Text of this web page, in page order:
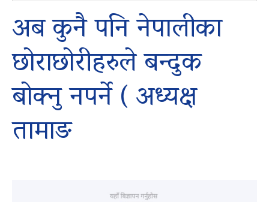
अब कुनै पनि नेपालीका
छोराछोरीहरुले बन्दुक
बोक्नु नपर्ने ( अध्यक्ष
तामाङ